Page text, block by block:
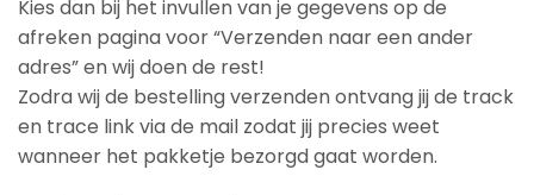
Kies dan bij het invullen van je gegevens op de
afreken pagina voor “Verzenden naar een ander
adres” en wij doen de rest!
Zodra wij de bestelling verzenden ontvang jij de track
en trace link via de mail zodat jij precies weet
wanneer het pakketje bezorgd gaat worden.